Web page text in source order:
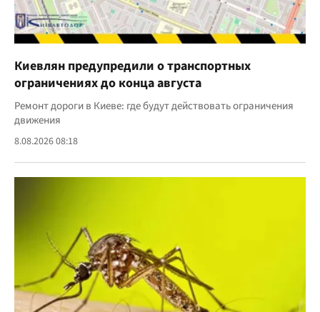
Киевлян предупредили о транспортных
ограничениях до конца августа
Ремонт дороги в Киеве: где будут действовать ограничения
движения
8.08.2026 08:18